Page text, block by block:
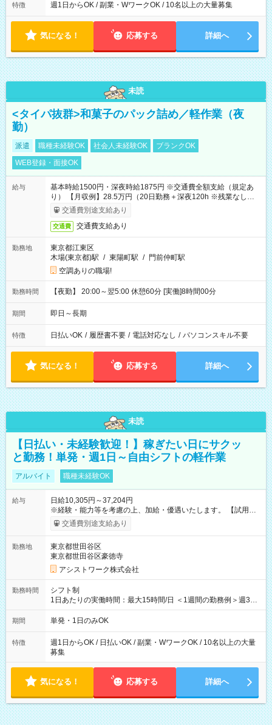
特徴 週1日からOK / 副業・WワークOK / 10名以上の大量募集
気になる！ 応募する 詳細へ
未読
<タイパ抜群>和菓子のパック詰め／軽作業（夜
勤）
派遣 職種未経験OK 社会人未経験OK
ブランクOK
WEB登録・面接OK
給与
基本時給1500円・深夜時給1875円 ※交通費全額支給（規定あ
り） 【月収例】28.5万円（20日勤務＋深夜120h ※残業なしの場
合）交通費別途支給あり
交通費 交通費支給あり
勤務地
東京都江東区
木場(東京都)駅 / 東陽町駅 / 門前仲町駅
空調ありの職場!
勤務時間 【夜勤】 20:00～翌5:00 休憩60分 [実働]8時間00分
期間 即日～長期
特徴 日払いOK / 履歴書不要 / 電話対応なし / パソコンスキル不要
気になる！ 応募する 詳細へ
未読
【日払い・未経験歓迎！】稼ぎたい日にサクッ
と勤務！単発・週1日～自由シフトの軽作業
アルバイト 職種未経験OK
給与
日給10,305円～37,204円
※経験・能力等を考慮の上、加給・優遇いたします。 【試用期
間】試用期間なし
交通費別途支給あり
勤務地
東京都世田谷区
東京都世田谷区豪徳寺
アシストワーク株式会社
勤務時間
シフト制
1日あたりの実働時間：最大15時間/日 ＜1週間の勤務例＞週3回
勤務 勤務：月・水・金 休み：火・木・土・日 好きな時にお仕事
可能です！ ※1日あたりの最大実働時間は日勤、夜勤共に勤務し
期間 単発・1日のみOK
特徴
週1日からOK / 日払いOK / 副業・WワークOK / 10名以上の大量
募集
気になる！ 応募する 詳細へ